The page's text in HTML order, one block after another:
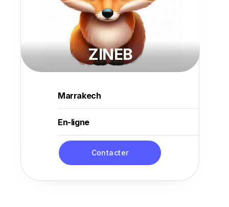
ZINEB
Marrakech
En-ligne
Contacter